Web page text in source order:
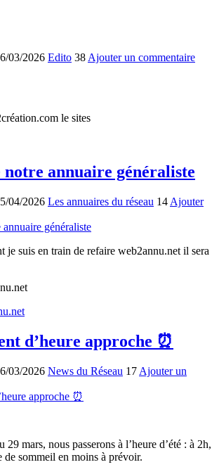
03/2026 Edito 38 Ajouter un commentaire
le sites
annuaire généraliste
04/2026 Les annuaires du réseau 14 Ajouter
je suis en train de refaire web2annu.net il sera
d’heure approche ⏰
03/2026 News du Réseau 17 Ajouter un
29 mars, nous passerons à l’heure d’été : à 2h,
de sommeil en moins à prévoir.